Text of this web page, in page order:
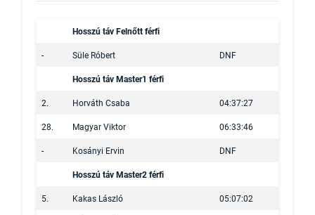
Hosszú táv Felnőtt férfi
- Süle Róbert DNF
Hosszú táv Master1 férfi
2. Horváth Csaba 04:37:27
28. Magyar Viktor 06:33:46
- Kosányi Ervin DNF
Hosszú táv Master2 férfi
5. Kakas László 05:07:02